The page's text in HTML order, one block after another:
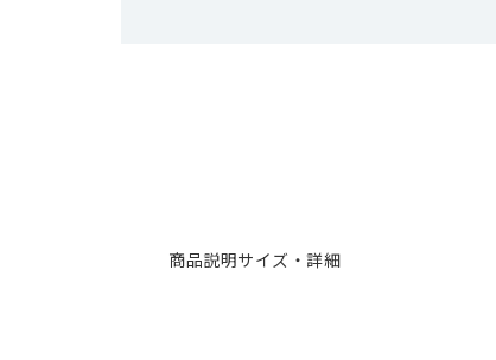
商品説明サイズ・詳細